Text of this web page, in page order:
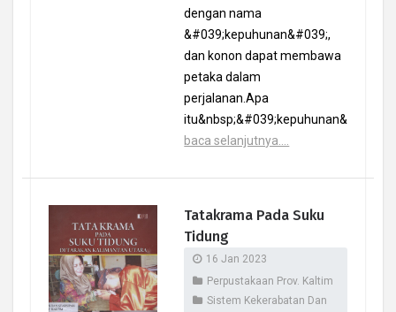
dengan nama
&#039;kepuhunan&#039;,
dan konon dapat membawa
petaka dalam
perjalanan.Apa
itu&nbsp;&#039;kepuhunan&.
baca selanjutnya....
Tatakrama Pada Suku
Tidung
16 Jan 2023
Perpustakaan Prov. Kaltim
Sistem Kekerabatan Dan